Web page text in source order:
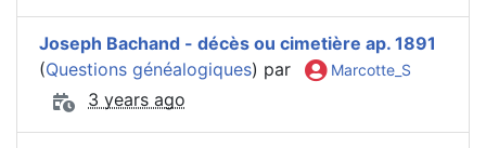
Joseph Bachand - décès ou cimetière ap. 1891
(Questions généalogiques) par Marcotte_S
3 years ago